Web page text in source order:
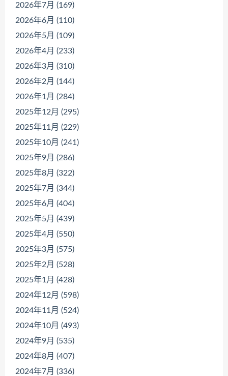
2026年7月 (169)
2026年6月 (110)
2026年5月 (109)
2026年4月 (233)
2026年3月 (310)
2026年2月 (144)
2026年1月 (284)
2025年12月 (295)
2025年11月 (229)
2025年10月 (241)
2025年9月 (286)
2025年8月 (322)
2025年7月 (344)
2025年6月 (404)
2025年5月 (439)
2025年4月 (550)
2025年3月 (575)
2025年2月 (528)
2025年1月 (428)
2024年12月 (598)
2024年11月 (524)
2024年10月 (493)
2024年9月 (535)
2024年8月 (407)
2024年7月 (336)